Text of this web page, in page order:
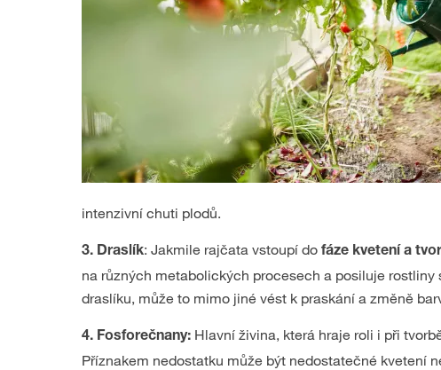
intenzivní chuti plodů.
3. Draslík: Jakmile rajčata vstoupí do fáze kvetení a
na různých metabolických procesech a posiluje
draslíku, může to mimo jiné vést k praskání a změně
4. Fosforečnany: Hlavní živina, která hraje roli i při
Příznakem nedostatku může být nedostatečné kvetení